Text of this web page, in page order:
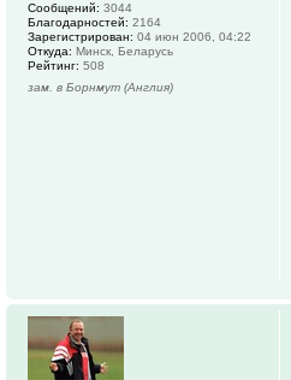
Сообщений: 3044
Благодарностей: 2164
Зарегистрирован: 04 июн 2006, 04:22
Откуда: Минск, Беларусь
Рейтинг: 508
зам. в Борнмут (Англия)